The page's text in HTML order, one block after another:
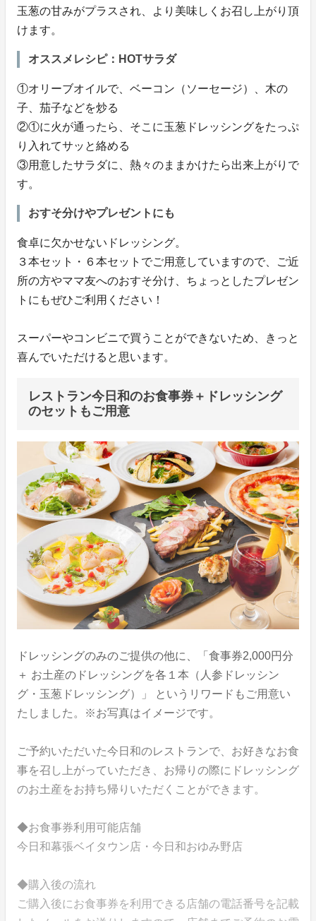
玉葱の甘みがプラスされ、より美味しくお召し上がり頂
けます。
オススメレシピ：HOTサラダ
①オリーブオイルで、ベーコン（ソーセージ）、木の
子、茄子などを炒る
②①に火が通ったら、そこに玉葱ドレッシングをたっぷ
り入れてサッと絡める
③用意したサラダに、熱々のままかけたら出来上がりで
す。
おすそ分けやプレゼントにも
食卓に欠かせないドレッシング。
３本セット・６本セットでご用意していますので、ご近
所の方やママ友へのおすそ分け、ちょっとしたプレゼン
トにもぜひご利用ください！
スーパーやコンビニで買うことができないため、きっと
喜んでいただけると思います。
レストラン今日和のお食事券＋ドレッシング
のセットもご用意
ドレッシングのみのご提供の他に、「食事券2,000円分
＋ お土産のドレッシングを各１本（人参ドレッシン
グ・玉葱ドレッシング）」 というリワードもご用意い
たしました。※お写真はイメージです。
ご予約いただいた今日和のレストランで、お好きなお食
事を召し上がっていただき、お帰りの際にドレッシング
のお土産をお持ち帰りいただくことができます。
◆お食事券利用可能店舗
今日和幕張ベイタウン店・今日和おゆみ野店
◆購入後の流れ
ご購入後にお食事券を利用できる店舗の電話番号を記載